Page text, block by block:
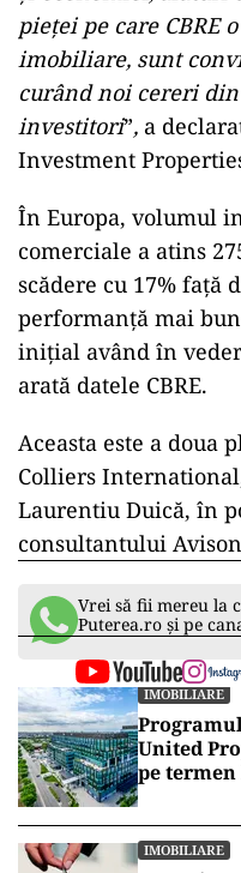
pieței pe care CBRE
imobiliare, sunt
curând noi cereri
investitori”, a
Investment
În Europa, volumul
comerciale a atins
scădere cu 17% față
performanță mai
inițial având în
arată datele CBRE.
Aceasta este a doua
Colliers
Laurentiu Duică, în
consultantului
Vrei să fii mereu la
Puterea.ro și pe
IMOBILIARE
United
pe
IMOBILIARE